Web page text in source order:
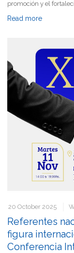
promoción y el
Read more
20 October 2025
Referentes
figura
Conferencia